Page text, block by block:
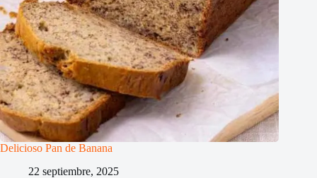
Delicioso Pan de Banana
22 septiembre, 2025